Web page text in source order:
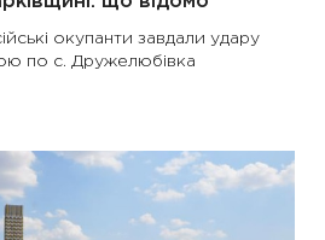
окупанти завдали удару
по с. Дружелюбівка